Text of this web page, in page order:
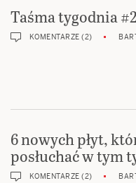
Taśma tygodnia
KOMENTARZE (2)
6 nowych płyt,
posłuchać w tym
KOMENTARZE (2)